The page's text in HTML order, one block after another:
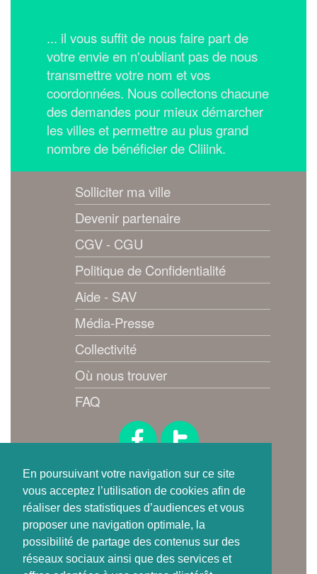
En poursuivant votre navigation sur ce site
vous acceptez l’utilisation de cookies afin de
réaliser des statistiques d’audiences et vous
proposer une navigation optimale, la
possibilité de partage des contenus sur des
réseaux sociaux ainsi que des services et
... il vous suffit de nous faire part de
votre envie en n'oubliant pas de nous
transmettre votre nom et vos
coordonnées. Nous collectons chacune
des demandes pour mieux démarcher
les villes et permettre au plus grand
nombre de bénéficier de Cliiink.
Solliciter ma ville
Devenir partenaire
CGV - CGU
Politique de Confidentialité
Aide - SAV
Média-Presse
Collectivité
Où nous trouver
FAQ
Suivez-nous !